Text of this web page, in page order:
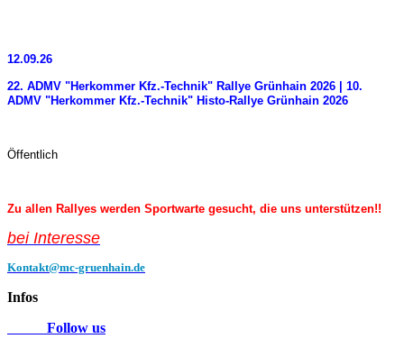
12.09.26
22. ADMV "Herkommer Kfz.-Technik" Rallye Grünhain 2026 | 10.
ADMV "Herkommer Kfz.-Technik" Histo-Rallye Grünhain 2026
Öffentlich
Zu allen Rallyes werden Sportwarte gesucht, die uns unterstützen!!
bei Interesse
Kontakt@mc-gruenhain.de
Infos
Follow us